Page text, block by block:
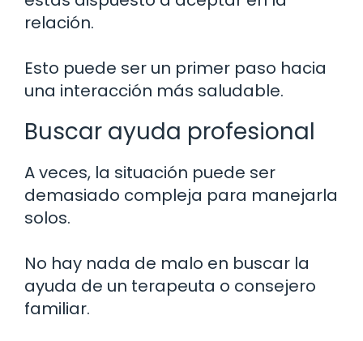
relación.
Esto puede ser un primer paso hacia
una interacción más saludable.
Buscar ayuda profesional
A veces, la situación puede ser
demasiado compleja para manejarla
solos.
No hay nada de malo en buscar la
ayuda de un terapeuta o consejero
familiar.